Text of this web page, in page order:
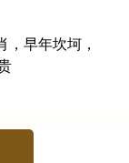
早年坎坷，